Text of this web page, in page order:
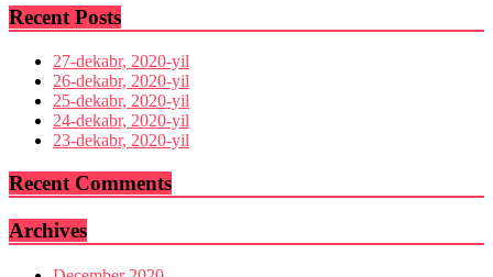
Recent Posts
27-dekabr, 2020-yil
26-dekabr, 2020-yil
25-dekabr, 2020-yil
24-dekabr, 2020-yil
23-dekabr, 2020-yil
Recent Comments
Archives